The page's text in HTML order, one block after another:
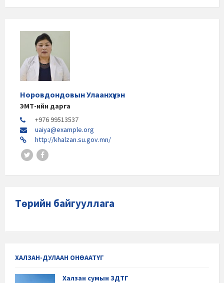
Норовдондовын Улаанхүүхэн
ЭМТ-ийн дарга
+976 99513537
uaiya@example.org
http://khalzan.su.gov.mn/
Төрийн байгууллага
ХАЛЗАН-ДУЛААН ОНӨААТҮГ
Халзан сумын ЗДТГ